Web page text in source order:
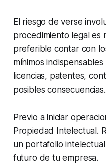
El riesgo de verse
procedimiento legal es
preferible contar con
mínimos
licencias, patentes,
posibles consecuencias.
Previo a iniciar
Propiedad Intelectual.
un portafolio
futuro de tu empresa.